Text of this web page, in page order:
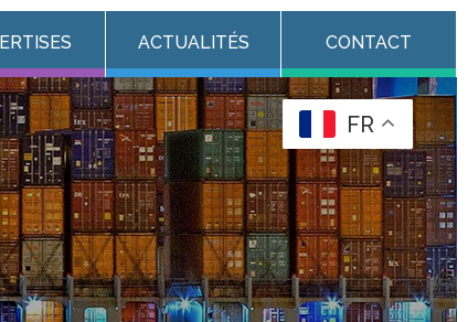
ACTUALITÉS CONTACT
FR